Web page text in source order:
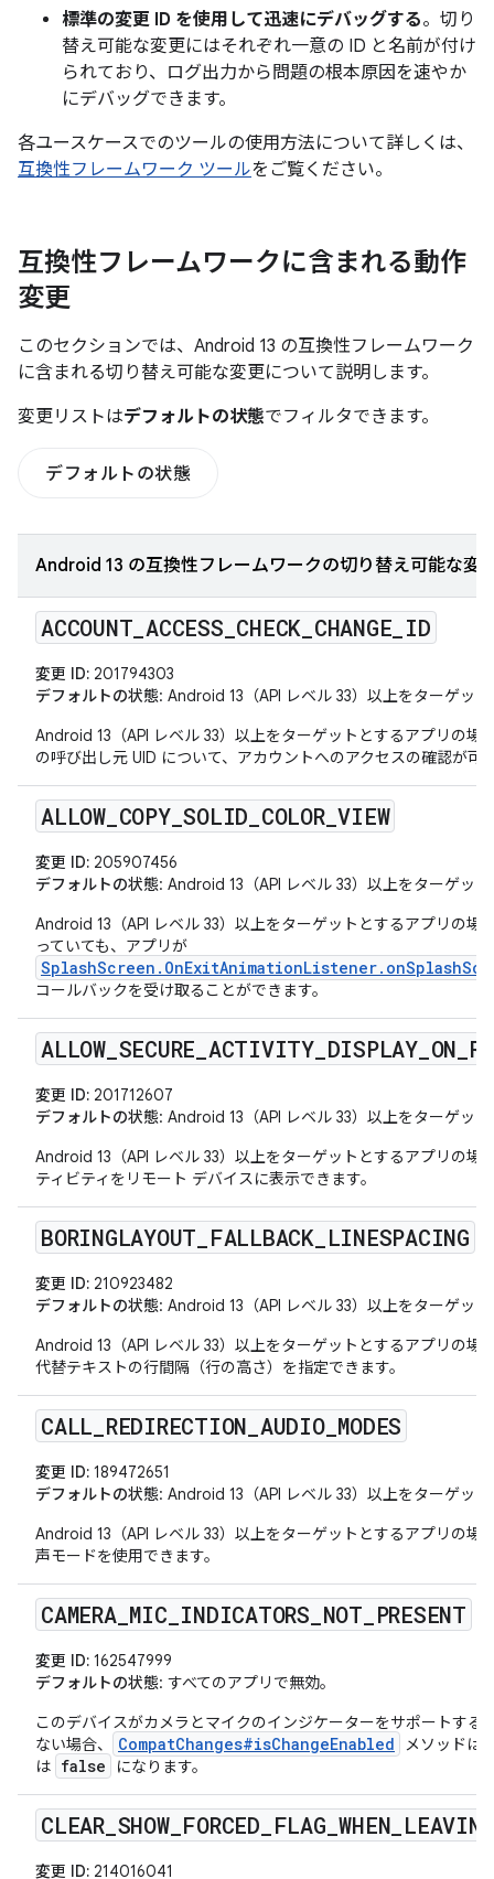
標準の変更 ID を使用して迅速にデバッグする。切り
替え可能な変更にはそれぞれ一意の ID と名前が付け
られており、ログ出力から問題の根本原因を速やか
にデバッグできます。
各ユースケースでのツールの使用方法について詳しくは、
互換性フレームワーク ツールをご覧ください。
互換性フレームワークに含まれる動作
変更
このセクションでは、Android 13 の互換性フレームワーク
に含まれる切り替え可能な変更について説明します。
変更リストはデフォルトの状態でフィルタできます。
デフォルトの状態
Android 13 の互換性フレームワークの切り替え可能な変
ACCOUNT ACCESS CHECK CHANGE ID
変更 ID: 201794303
デフォルトの状態: Android 13（API レベル 33）以上をターゲッ
Android 13（API レベル 33）以上をターゲットとするアプリの場
の呼び出し元 UID について、アカウントへのアクセスの確認が可
ALLOW_ COPY_SOLID COLOR_VIEW
変更 ID: 205907456
デフォルトの状態: Android 13（API レベル 33）以上をターゲッ
Android 13（API レベル 33）以上をターゲットとするアプリの場
っていても、アプリが
コールバックを受け取ることができます。
ALLOW_ SECURE ACTIVITY_ DISPLAY_ ON
変更 ID: 201712607
デフォルトの状態: Android 13（API レベル 33）以上をターゲッ
Android 13（API レベル 33）以上をターゲットとするアプリの場
ティビティをリモート デバイスに表示できます。
BORINGLAYOUT FALLBACK LINESPACING
変更 ID: 210923482
デフォルトの状態: Android 13（API レベル 33）以上をターゲッ
Android 13（API レベル 33）以上をターゲットとするアプリの場
代替テキストの行間隔（行の高さ）を指定できます。
CALL REDIRECTION AUDIO_ MODES
変更 ID: 189472651
デフォルトの状態: Android 13（API レベル 33）以上をターゲッ
Android 13（API レベル 33）以上をターゲットとするアプリの場
声モードを使用できます。
CAMERA_ MIC INDICATORS NOT PRESENT
変更 ID: 162547999
デフォルトの状態: すべてのアプリで無効。
このデバイスがカメラとマイクのインジケーターをサポートする
ない場合、
CompatChanges#isChangeEnabled メソッドは
は false になります。
CLEAR_ SHOW_ FORCED FLAG _WHEN LEAVING
変更 ID: 214016041